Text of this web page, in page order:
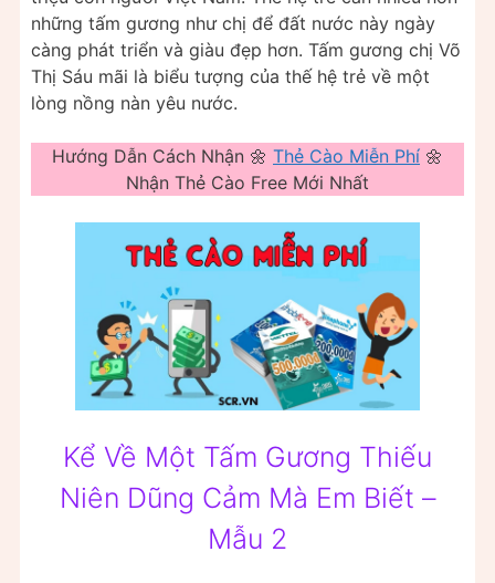
những tấm gương như chị để đất nước này ngày
càng phát triển và giàu đẹp hơn. Tấm gương chị Võ
Thị Sáu mãi là biểu tượng của thế hệ trẻ về một
lòng nồng nàn yêu nước.
Hướng Dẫn Cách Nhận 🌼 Thẻ Cào Miễn Phí 🌼
Nhận Thẻ Cào Free Mới Nhất
Kể Về Một Tấm Gương Thiếu
Niên Dũng Cảm Mà Em Biết –
Mẫu 2